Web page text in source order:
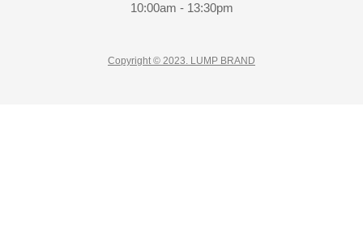
10:00am - 13:30pm
Copyright © 2023. LUMP BRAND